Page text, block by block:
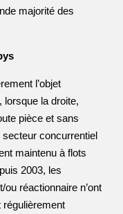
majorité des
l’objet
lorsque la droite,
pièce et sans
concurrentiel
maintenu à flots
2003, les
réactionnaire n’ont
régulièrement